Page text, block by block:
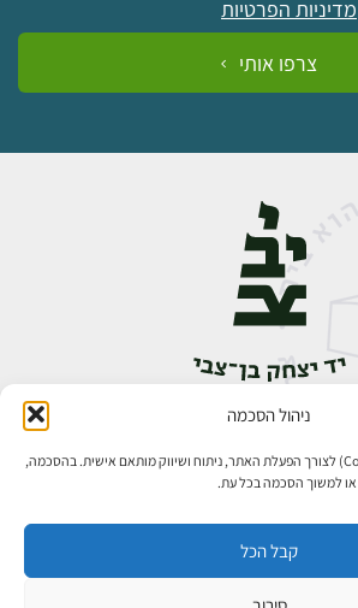
ניהול הסכמה
אנו משתמשים בעוגיות (Cookies) לצורך הפעלת האתר, ניתוח ושיווק מותאם אישית. בהסכמה,
או למשוך הסכמה בכל עת.
קבל הכל
מדיניות הפרטיות
צרפו אותי
רחביה, ירושלים